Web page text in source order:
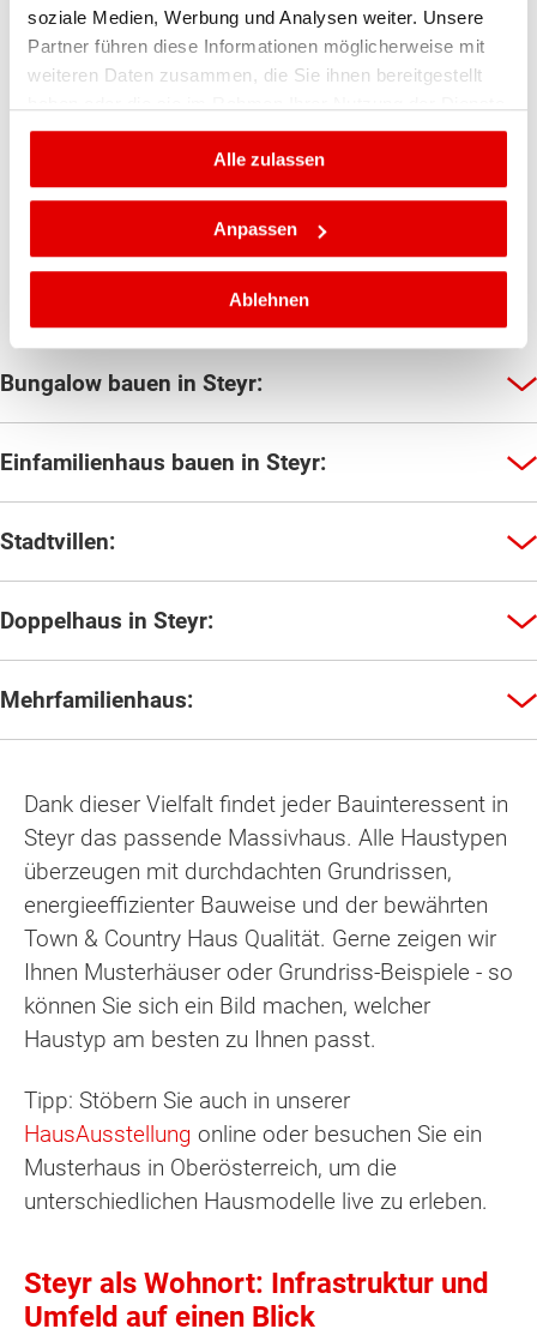
soziale Medien, Werbung und Analysen weiter. Unsere
Partner führen diese Informationen möglicherweise mit
weiteren Daten zusammen, die Sie ihnen bereitgestellt
gesammelt haben.
Alle zulassen
Anpassen
Ablehnen
Mehrfamilienhäuser
Von 190 - 210 m² Wohnfläche
Bungalow bauen in Steyr:
Einfamilienhaus bauen in Steyr:
Stadtvillen:
Doppelhaus in Steyr:
Mehrfamilienhaus:
Dank dieser Vielfalt findet jeder Bauinteressent in
Steyr das passende Massivhaus. Alle Haustypen
überzeugen mit durchdachten Grundrissen,
energieeffizienter Bauweise und der bewährten
Town & Country Haus Qualität. Gerne zeigen wir
Ihnen Musterhäuser oder Grundriss-Beispiele - so
können Sie sich ein Bild machen, welcher
Haustyp am besten zu Ihnen passt.
Tipp: Stöbern Sie auch in unserer
HausAusstellung online oder besuchen Sie ein
Musterhaus in Oberösterreich, um die
unterschiedlichen Hausmodelle live zu erleben.
Steyr als Wohnort: Infrastruktur und
Umfeld auf einen Blick